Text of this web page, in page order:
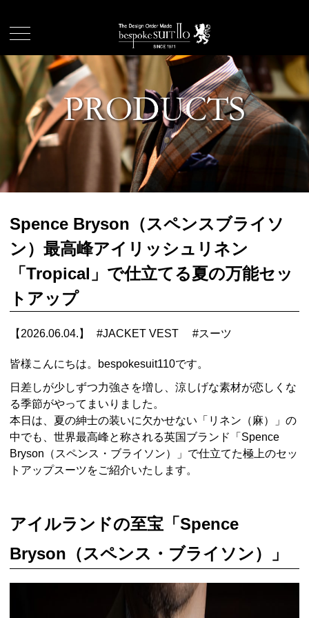
Spence Bryson（スペンスブライソ
ン）最高峰アイリッシュリネン
「Tropical」で仕立てる夏の万能セッ
トアップ
【2026.06.04.】 #JACKET VEST #スーツ
皆様こんにちは。bespokesuit110です。
日差しが少しずつ力強さを増し、涼しげな素材が恋しくな
る季節がやってまいりました。
本日は、夏の紳士の装いに欠かせない「リネン（麻）」の
中でも、世界最高峰と称される英国ブランド「Spence
Bryson（スペンス・ブライソン）」で仕立てた極上のセッ
トアップスーツをご紹介いたします。
アイルランドの至宝「Spence
Bryson（スペンス・ブライソン）」